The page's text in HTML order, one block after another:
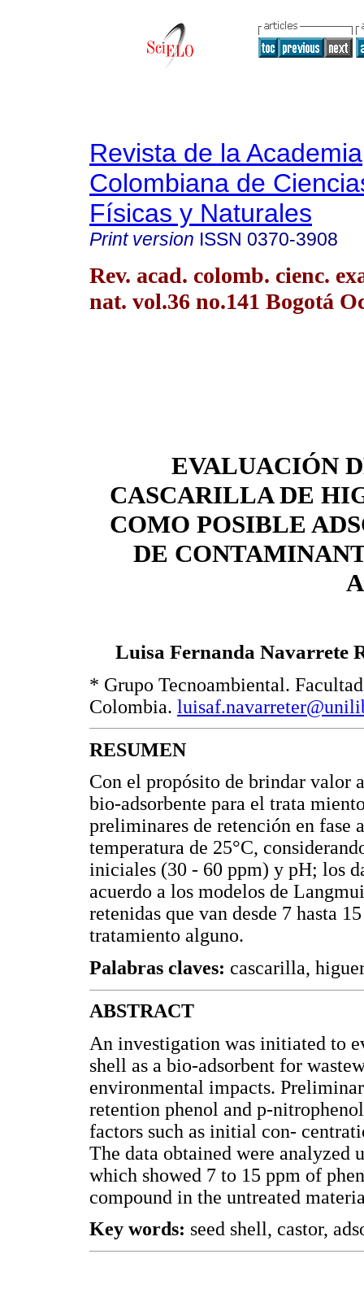
Revista de la Academia
Colombiana de
Físicas y Naturales
Print version ISSN 0370-3908
Rev. acad. colomb. cienc.
nat. vol.36 no.141 Bogotá
EVALUACIÓN
CASCARILLA DE
COMO POSIBLE
DE
Luisa Fernanda Navarrete
* Grupo Tecnoambiental.
Colombia.
RESUMEN
Con el propósito de brindar valor
bio-adsorbente para el trata
preliminares de retención en fase
temperatura de 25°C,
iniciales (30 - 60 ppm) y pH; los
acuerdo a los modelos de
retenidas que van desde 7 hasta
tratamiento alguno.
Palabras claves: cascarilla,
ABSTRACT
An investigation was initiated to
shell as a bio-adsorbent for
environmental impacts.
retention phenol and p-
factors such as initial con-
The data obtained were analyzed
which showed 7 to 15 ppm of
compound in the untreated
Key words: seed shell, castor,